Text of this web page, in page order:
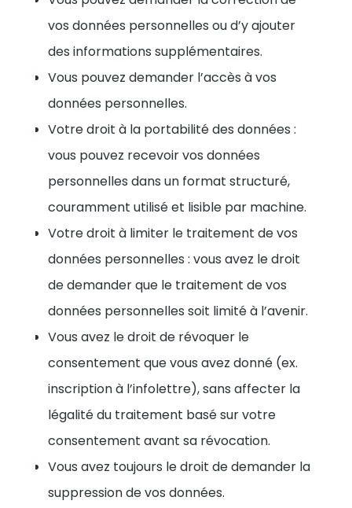
vos données personnelles ou d’y ajouter
des informations supplémentaires.
Vous pouvez demander l’accès à vos
données personnelles.
Votre droit à la portabilité des données :
vous pouvez recevoir vos données
personnelles dans un format structuré,
couramment utilisé et lisible par machine.
Votre droit à limiter le traitement de vos
données personnelles : vous avez le droit
de demander que le traitement de vos
données personnelles soit limité à l’avenir.
Vous avez le droit de révoquer le
consentement que vous avez donné (ex.
inscription à l’infolettre), sans affecter la
légalité du traitement basé sur votre
consentement avant sa révocation.
Vous avez toujours le droit de demander la
suppression de vos données.